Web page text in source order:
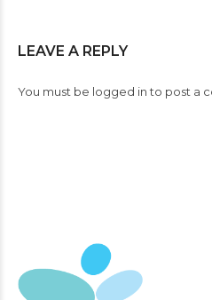
LEAVE A REPLY
You must be logged into post a